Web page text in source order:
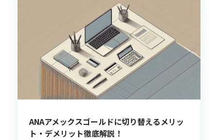
ANAアメックスゴールドに切り替えるメリッ
ト・デメリット徹底解説！